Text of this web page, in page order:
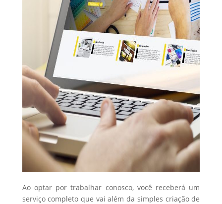
Ao optar por trabalhar conosco, você receberá um
serviço completo que vai além da simples criação de